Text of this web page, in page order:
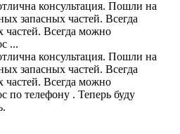
консультация. Пошли на
запасных частей. Всегда
частей. Всегда можно
...
консультация. Пошли на
запасных частей. Всегда
частей. Всегда можно
по телефону . Теперь буду